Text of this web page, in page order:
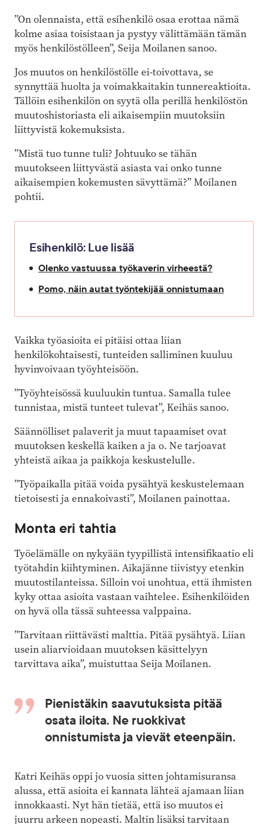
”On olennaista, että esihenkilö osaa erottaa nämä
kolme asiaa toisistaan ja pystyy välittämään tämän
myös henkilöstölleen”, Seija Moilanen sanoo.
Jos muutos on henkilöstölle ei-toivottava, se
synnyttää huolta ja voimakkaitakin tunnereaktioita.
Tällöin esihenkilön on syytä olla perillä henkilöstön
muutoshistoriasta eli aikaisempiin muutoksiin
liittyvistä kokemuksista.
”Mistä tuo tunne tuli? Johtuuko se tähän
muutokseen liittyvästä asiasta vai onko tunne
aikaisempien kokemusten sävyttämä?” Moilanen
pohtii.
Esihenkilö: Lue lisää
Olenko vastuussa työkaverin virheestä?
Pomo, näin autat työntekijää onnistumaan
Vaikka työasioita ei pitäisi ottaa liian
henkilökohtaisesti, tunteiden salliminen kuuluu
hyvinvoivaan työyhteisöön.
”Työyhteisössä kuuluukin tuntua. Samalla tulee
tunnistaa, mistä tunteet tulevat”, Keihäs sanoo.
Säännölliset palaverit ja muut tapaamiset ovat
muutoksen keskellä kaiken a ja o. Ne tarjoavat
yhteistä aikaa ja paikkoja keskustelulle.
”Työpaikalla pitää voida pysähtyä keskustelemaan
tietoisesti ja ennakoivasti”, Moilanen painottaa.
Monta eri tahtia
Työelämälle on nykyään tyypillistä intensifikaatio eli
työtahdin kiihtyminen. Aikajänne tiivistyy etenkin
muutostilanteissa. Silloin voi unohtua, että ihmisten
kyky ottaa asioita vastaan vaihtelee. Esihenkilöiden
on hyvä olla tässä suhteessa valppaina.
”Tarvitaan riittävästi malttia. Pitää pysähtyä. Liian
usein aliarvioidaan muutoksen käsittelyyn
tarvittava aika”, muistuttaa Seija Moilanen.
Pienistäkin saavutuksista pitää
osata iloita. Ne ruokkivat
onnistumista ja vievät eteenpäin.
Katri Keihäs oppi jo vuosia sitten johtamisuransa
alussa, että asioita ei kannata lähteä ajamaan liian
innokkaasti. Nyt hän tietää, että iso muutos ei
juurru arkeen nopeasti. Maltin lisäksi tarvitaan